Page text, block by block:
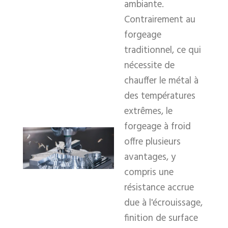
ambiante.
Contrairement au
forgeage
traditionnel, ce qui
nécessite de
chauffer le métal à
des températures
extrêmes, le
forgeage à froid
offre plusieurs
avantages, y
compris une
résistance accrue
due à l'écrouissage,
finition de surface